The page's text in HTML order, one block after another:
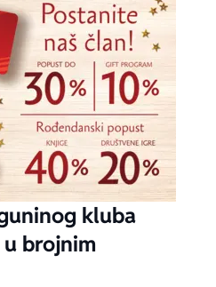
kluba
brojnim